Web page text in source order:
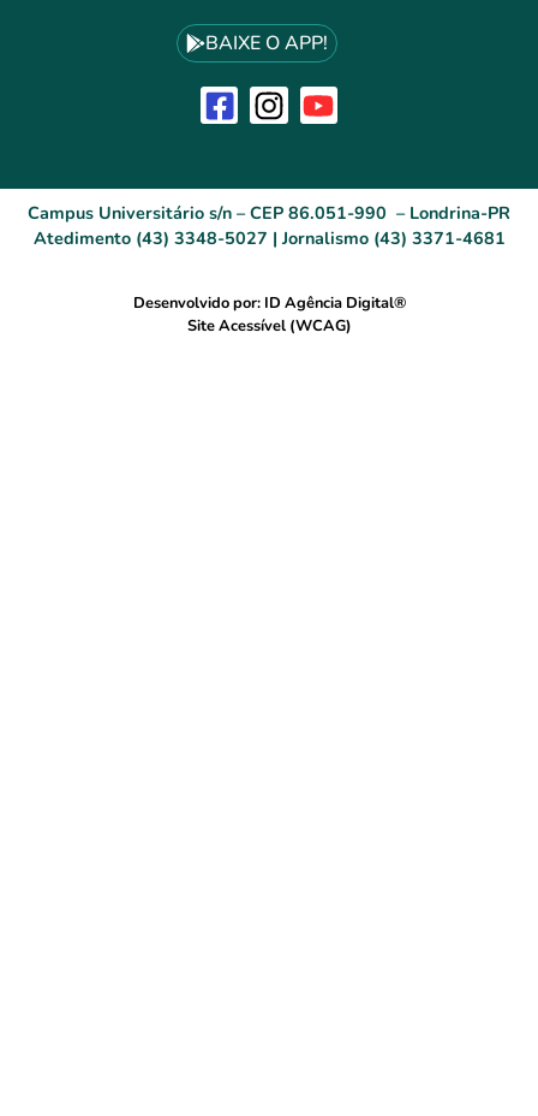
BAIXE O APP!
Campus Universitário s/n – CEP 86.051-990 – Londrina-PR
Atedimento (43) 3348-5027 | Jornalismo (43) 3371-4681
Desenvolvido por: ID Agência Digital®
Site Acessível (WCAG)